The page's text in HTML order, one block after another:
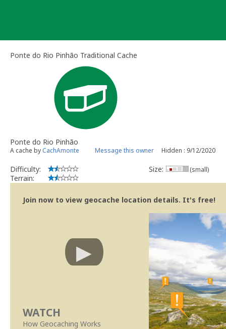
Ponte do Rio Pinhão Traditional Cache
Ponte do Rio Pinhão
A cache by CachAmonte Message this owner Hidden : 9/12/2020
Difficulty:
Terrain:
Size: (small)
Join now to view geocache location details. It's free!
WATCH
How Geocaching Works